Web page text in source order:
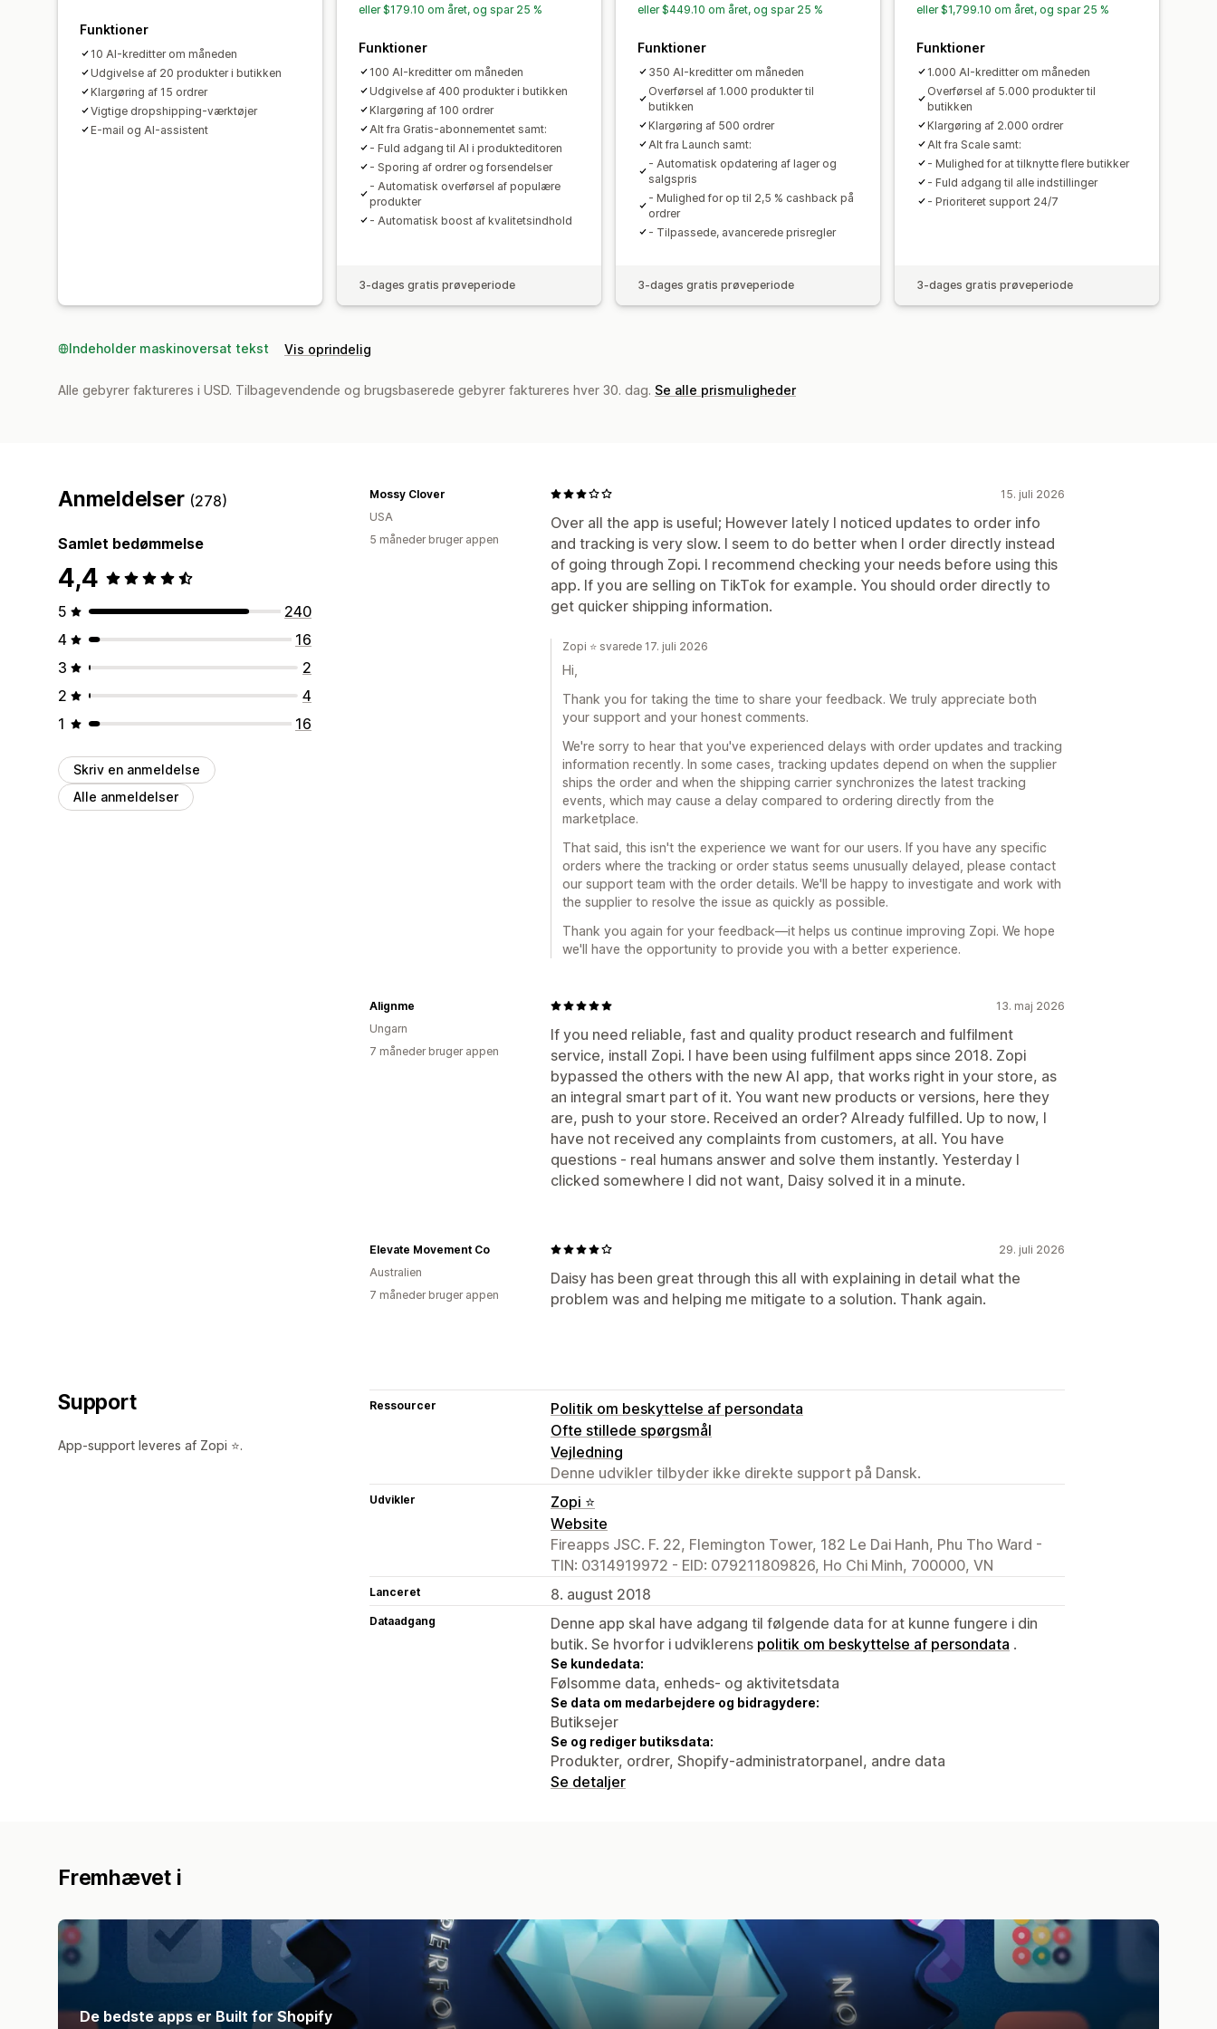
Funktioner
10 AI-kreditter om måneden
Udgivelse af 20 produkter i butikken
Klargøring af 15 ordrer
Vigtige dropshipping-værktøjer
E-mail og AI-assistent
eller $179.10 om året, og spar 25 %
Funktioner
100 AI-kreditter om måneden
Udgivelse af 400 produkter i butikken
Klargøring af 100 ordrer
Alt fra Gratis-abonnementet samt:
- Fuld adgang til AI i produkteditoren
- Sporing af ordrer og forsendelser
- Automatisk overførsel af populære
produkter
- Automatisk boost af kvalitetsindhold
3-dages gratis prøveperiode
eller $449.10 om året, og spar 25 %
Funktioner
350 AI-kreditter om måneden
Overførsel af 1.000 produkter til
butikken
Klargøring af 500 ordrer
Alt fra Launch samt:
- Automatisk opdatering af lager og
salgspris
- Mulighed for op til 2,5 % cashback på
ordrer
- Tilpassede, avancerede prisregler
3-dages gratis prøveperiode
eller $1,799.10 om året, og spar 25 %
Funktioner
1.000 AI-kreditter om måneden
Overførsel af 5.000 produkter til
butikken
Klargøring af 2.000 ordrer
Alt fra Scale samt:
- Mulighed for at tilknytte flere butikker
- Fuld adgang til alle indstillinger
- Prioriteret support 24/7
3-dages gratis prøveperiode
Indeholder maskinoversat tekst Vis oprindelig
Alle gebyrer faktureres i USD. Tilbagevendende og brugsbaserede gebyrer faktureres hver 30. dag. Se alle prismuligheder
Anmeldelser (278)
Samlet bedømmelse
4,4
5
240
4
16
3
2
2
4
1
16
Skriv en anmeldelse
Alle anmeldelser
15. juli 2026
Over all the app is useful; However lately I noticed updates to order info
and tracking is very slow. I seem to do better when I order directly instead
of going through Zopi. I recommend checking your needs before using this
app. If you are selling on TikTok for example. You should order directly to
get quicker shipping information.
Mossy Clover
USA
5 måneder bruger appen
Zopi ⭐ svarede 17. juli 2026
Hi,
Thank you for taking the time to share your feedback. We truly appreciate both
your support and your honest comments.
We're sorry to hear that you've experienced delays with order updates and tracking
information recently. In some cases, tracking updates depend on when the supplier
ships the order and when the shipping carrier synchronizes the latest tracking
events, which may cause a delay compared to ordering directly from the
marketplace.
That said, this isn't the experience we want for our users. If you have any specific
orders where the tracking or order status seems unusually delayed, please contact
our support team with the order details. We'll be happy to investigate and work with
the supplier to resolve the issue as quickly as possible.
Thank you again for your feedback—it helps us continue improving Zopi. We hope
we'll have the opportunity to provide you with a better experience.
13. maj 2026
If you need reliable, fast and quality product research and fulfilment
service, install Zopi. I have been using fulfilment apps since 2018. Zopi
bypassed the others with the new AI app, that works right in your store, as
an integral smart part of it. You want new products or versions, here they
are, push to your store. Received an order? Already fulfilled. Up to now, I
have not received any complaints from customers, at all. You have
questions - real humans answer and solve them instantly. Yesterday I
clicked somewhere I did not want, Daisy solved it in a minute.
Alignme
Ungarn
7 måneder bruger appen
29. juli 2026
Daisy has been great through this all with explaining in detail what the
problem was and helping me mitigate to a solution. Thank again.
Elevate Movement Co
Australien
7 måneder bruger appen
Support
App-support leveres af Zopi ⭐.
Ressourcer
Politik om beskyttelse af persondata
Ofte stillede spørgsmål
Vejledning
Denne udvikler tilbyder ikke direkte support på Dansk.
Udvikler
Zopi ⭐
Website
Fireapps JSC. F. 22, Flemington Tower, 182 Le Dai Hanh, Phu Tho Ward -
TIN: 0314919972 - EID: 079211809826, Ho Chi Minh, 700000, VN
Lanceret 8. august 2018
Dataadgang
Denne app skal have adgang til følgende data for at kunne fungere i din
butik. Se hvorfor i udviklerens politik om beskyttelse af persondata .
Se kundedata:
Følsomme data, enheds- og aktivitetsdata
Se data om medarbejdere og bidragydere:
Butiksejer
Se og rediger butiksdata:
Produkter, ordrer, Shopify-administratorpanel, andre data
Se detaljer
Fremhævet i
De bedste apps er Built for Shopify